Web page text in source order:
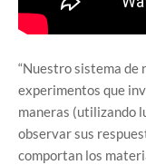
“Nuestro sistema
experimentos que
maneras (utilizando
observar sus
comportan los